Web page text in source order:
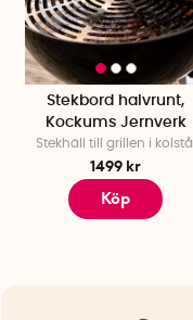
Stekbord halvrunt,
Kockums Jernverk
Stekhäll till grillen i kolstål
1499 kr
Köp